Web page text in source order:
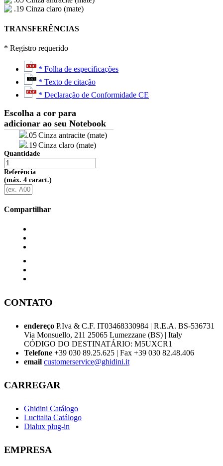
.19 Cinza claro (mate)
TRANSFERÊNCIAS
* Registro requerido
* Folha de especificações
* Texto de citação
* Declaração de Conformidade CE
Escolha a cor para
adicionar ao seu Notebook
.05Cinza antracite (mate)
.19Cinza claro (mate)
Quantidade
Referência
(máx. 4 caract.)
Compartilhar
CONTATO
endereço P.Iva & C.F. IT03468330984 | R.E.A. BS-536731
Via Monsuello, 211 25065 Lumezzane (BS) | Italy
CÓDIGO DO DESTINATÁRIO: M5UXCR1
Telefone +39 030 89.25.625 | Fax +39 030 82.48.406
email customerservice@ghidini.it
CARREGAR
Ghidini Catálogo
Lucitalia Catálogo
Dialux plug-in
EMPRESA